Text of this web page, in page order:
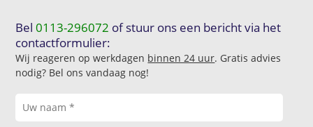
Bel0113-296072 of stuur ons een bericht via het
contactformulier:
Wij reageren op werkdagen binnen 24 uur. Gratis advies
nodig? Bel ons vandaag nog!